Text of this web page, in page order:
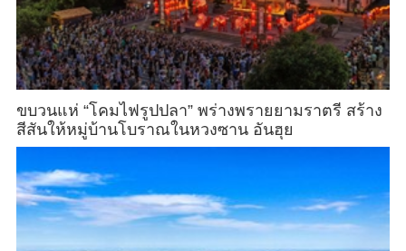
ขบวนแห่ “โคมไฟรูปปลา” พร่างพรายยามราตรี สร้าง
สีสันให้หมู่บ้านโบราณในหวงซาน อันฮุย